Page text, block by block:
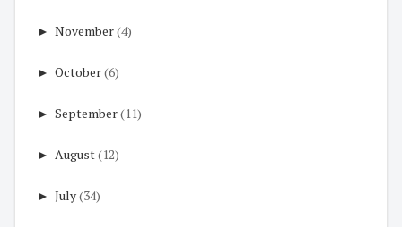
► November(4)
► October(6)
► September(11)
► August(12)
► July(34)